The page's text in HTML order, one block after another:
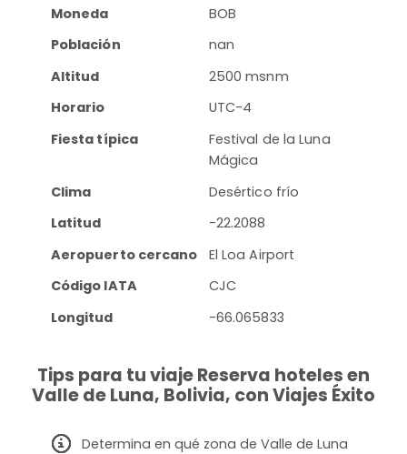
Moneda
BOB
Población
nan
Altitud
2500 msnm
Horario
UTC-4
Fiesta típica
Festival de la Luna
Mágica
Clima
Desértico frío
Latitud
-22.2088
Aeropuerto cercano
El Loa Airport
Código IATA
CJC
Longitud
-66.065833
Tips para tu viaje Reserva hoteles en
Valle de Luna, Bolivia, con Viajes Éxito
Determina en qué zona de Valle de Luna